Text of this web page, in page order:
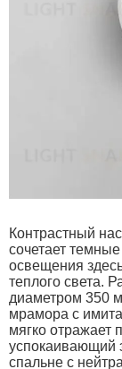
Контрастный
сочетает
освещения
теплого света.
диаметром 350
мрамора с
мягко отражает
успокаивающий
спальне с